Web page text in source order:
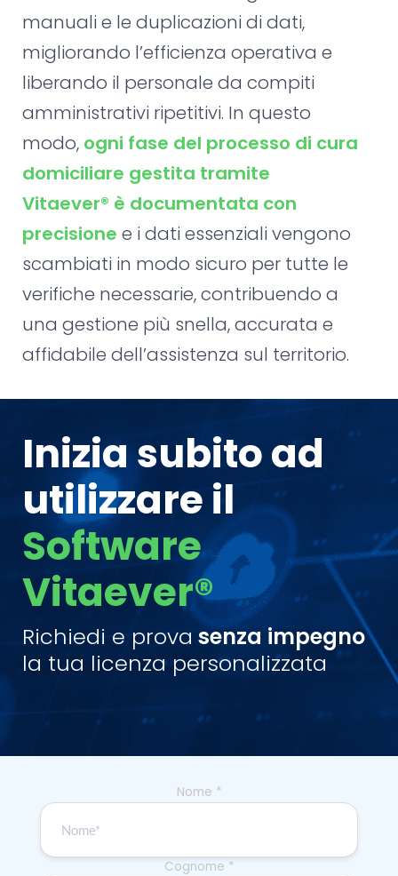
manuali e le duplicazioni di dati,
migliorando l’efficienza operativa e
liberando il personale da compiti
amministrativi ripetitivi. In questo
modo, ogni fase del processo di cura
domiciliare gestita tramite
Vitaever® è documentata con
precisione e i dati essenziali vengono
scambiati in modo sicuro per tutte le
verifiche necessarie, contribuendo a
una gestione più snella, accurata e
affidabile dell’assistenza sul territorio.
Inizia subito ad
utilizzare il
Software
Vitaever®
Richiedi e provasenza impegno
la tua licenza personalizzata
Nome *
Cognome *